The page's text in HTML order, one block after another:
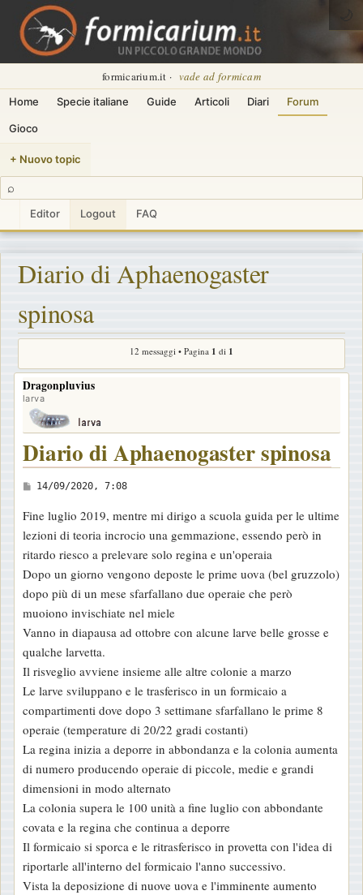
formicarium.it · vade ad formicam
Home Specie italiane Guide Articoli Diari Forum
Gioco
+ Nuovo topic
⌕
Editor Logout FAQ
🌙
Diario di Aphaenogaster
spinosa
12 messaggi • Pagina 1 di 1
Dragonpluvius
larva
Diario di Aphaenogaster spinosa
M
s
s
a
g
g
i
o
14/09/2020, 7:08
Fine luglio 2019, mentre mi dirigo a scuola guida per le ultime
lezioni di teoria incrocio una gemmazione, essendo però in
ritardo riesco a prelevare solo regina e un'operaia
Dopo un giorno vengono deposte le prime uova (bel gruzzolo)
dopo più di un mese sfarfallano due operaie che però
muoiono invischiate nel miele
Vanno in diapausa ad ottobre con alcune larve belle grosse e
qualche larvetta.
Il risveglio avviene insieme alle altre colonie a marzo
Le larve sviluppano e le trasferisco in un formicaio a
compartimenti dove dopo 3 settimane sfarfallano le prime 8
operaie (temperature di 20/22 gradi costanti)
La regina inizia a deporre in abbondanza e la colonia aumenta
di numero producendo operaie di piccole, medie e grandi
dimensioni in modo alternato
La colonia supera le 100 unità a fine luglio con abbondante
covata e la regina che continua a deporre
Il formicaio si sporca e le ritrasferisco in provetta con l'idea di
riportarle all'interno del formicaio l'anno successivo.
Vista la deposizione di nuove uova e l'imminente aumento